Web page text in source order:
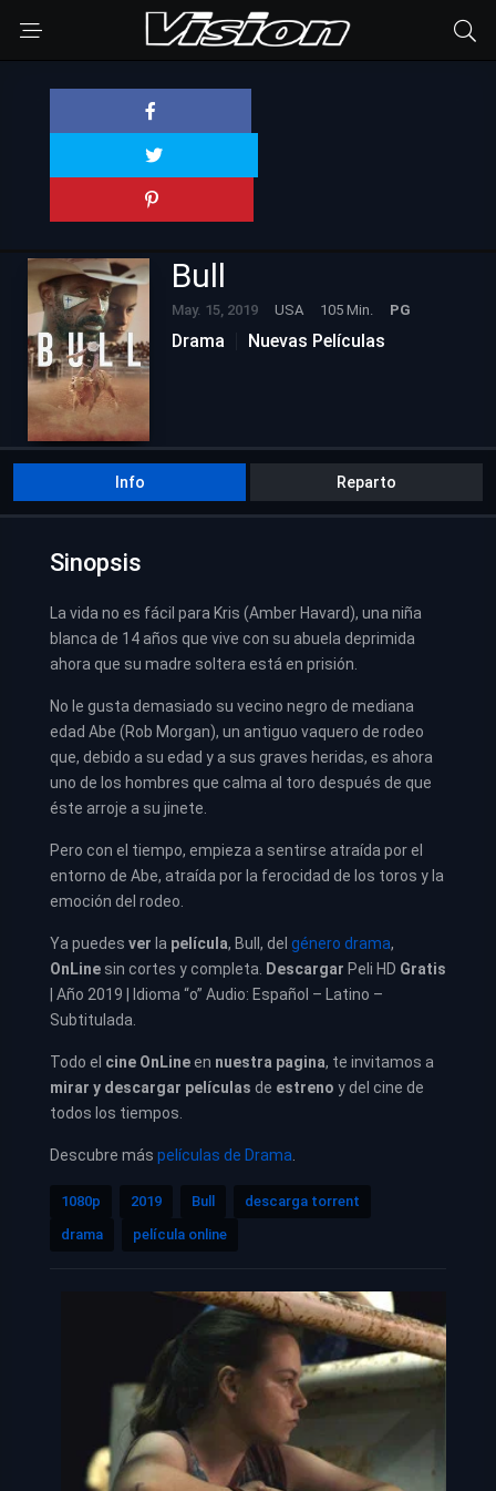
Bull
May. 15, 2019 USA 105 Min. PG
Drama Nuevas Películas
Info Reparto
Sinopsis
La vida no es fácil para Kris (Amber Havard), una niña
blanca de 14 años que vive con su abuela deprimida
ahora que su madre soltera está en prisión.
No le gusta demasiado su vecino negro de mediana
edad Abe (Rob Morgan), un antiguo vaquero de rodeo
que, debido a su edad y a sus graves heridas, es ahora
uno de los hombres que calma al toro después de que
éste arroje a su jinete.
Pero con el tiempo, empieza a sentirse atraída por el
entorno de Abe, atraída por la ferocidad de los toros y la
emoción del rodeo.
Ya puedes ver la película, Bull, del género drama,
OnLine sin cortes y completa. Descargar Peli HD Gratis
| Año 2019 | Idioma “o” Audio: Español – Latino –
Subtitulada.
Todo el cine OnLineen nuestra pagina, te invitamos a
mirar y descargar películas de estreno y del cine de
todos los tiempos.
Descubre más películas de Drama
1080p 2019 Bull
descarga torrent
drama
película online